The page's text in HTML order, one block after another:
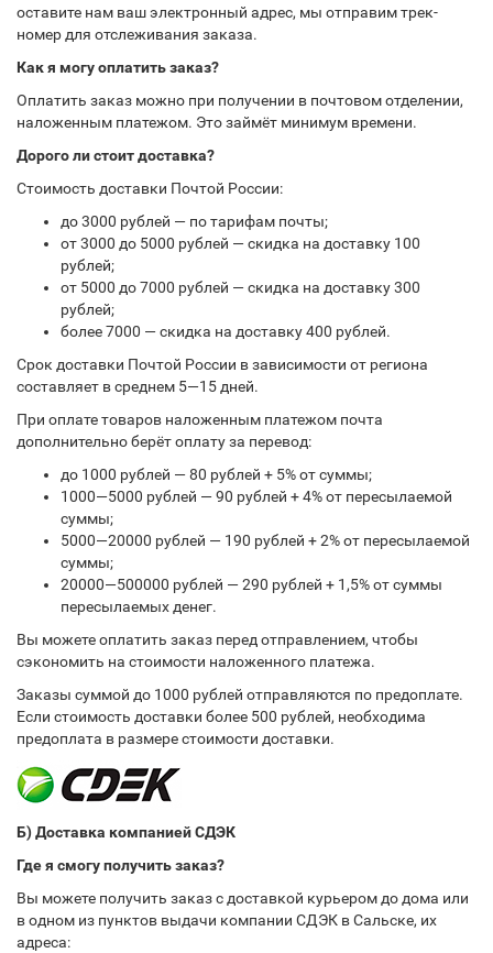
оставите нам ваш электронный адрес, мы отправим трек-
номер для отслеживания заказа.
Как я могу оплатить заказ?
Оплатить заказ можно при получении в почтовом отделении,
наложенным платежом. Это займёт минимум времени.
Дорого ли стоит доставка?
Стоимость доставки Почтой России:
до 3000 рублей — по тарифам почты;
от 3000 до 5000 рублей — скидка на доставку 100
рублей;
от 5000 до 7000 рублей — скидка на доставку 300
рублей;
более 7000 — скидка на доставку 400 рублей.
Срок доставки Почтой России в зависимости от региона
составляет в среднем 5—15 дней.
При оплате товаров наложенным платежом почта
дополнительно берёт оплату за перевод:
до 1000 рублей — 80 рублей + 5% от суммы;
1000—5000 рублей — 90 рублей + 4% от пересылаемой
суммы;
5000—20000 рублей — 190 рублей + 2% от пересылаемой
суммы;
20000—500000 рублей — 290 рублей + 1,5% от суммы
пересылаемых денег.
Вы можете оплатить заказ перед отправлением, чтобы
сэкономить на стоимости наложенного платежа.
Заказы суммой до 1000 рублей отправляются по предоплате.
Если стоимость доставки более 500 рублей, необходима
предоплата в размере стоимости доставки.
Б) Доставка компанией СДЭК
Где я смогу получить заказ?
Вы можете получить заказ с доставкой курьером до дома или
в одном из пунктов выдачи компании СДЭК в Сальске, их
адреса: